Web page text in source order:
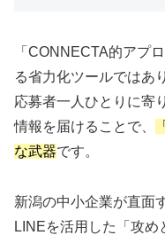
「CONNECTA的アプ
る省力化ツールではあ
応募者一人ひとりに寄
情報を届けることで、
な武器です。
新潟の中小企業が直面
LINEを活用した「攻